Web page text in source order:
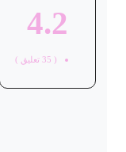
4.2
35 تعليق )